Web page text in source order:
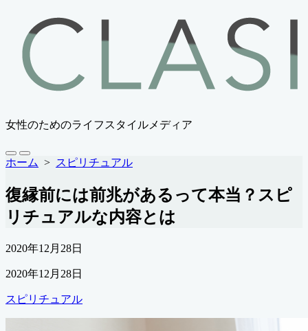
ッ
女性のためのライフスタイルメディア
検
索
り
替
え
メ
ニ
ー
ホーム > スピリチュアル
復縁前には前兆があるって本当？スピ
リチュアルな内容とは
公
日
2020年12月28日
最
更
新
2020年12月28日
カ
スピリチュアル